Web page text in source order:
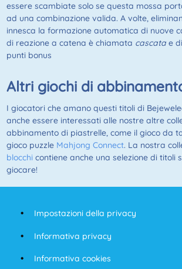
essere scambiate solo se questa mossa
ad una combinazione valida. A volte,
innesca la formazione automatica di nuove
di reazione a catena è chiamata cascatae
punti bonus
Altri giochi di
I giocatori che amano questi titoli di
anche essere interessati alle nostre altre
abbinamento di piastrelle, come il gioco da
gioco puzzle Mahjong Connect. La nostra
blocchi contiene anche una selezione di titoli
giocare!
Impostazioni della privacy
Informativa privacy
Informativa cookies